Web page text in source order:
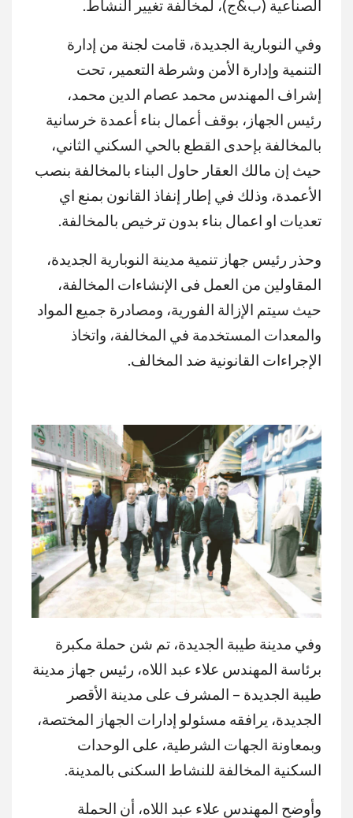
الصناعية (ب&ج)، لمخالفة تغيير النشاط.
وفي النوبارية الجديدة، قامت لجنة من إدارة
التنمية وإدارة الأمن وشرطة التعمير، تحت
إشراف المهندس محمد عصام الدين محمد،
رئيس الجهاز، بوقف أعمال بناء أعمدة خرسانية
بالمخالفة بإحدى القطع بالحي السكني الثاني،
حيث إن مالك العقار حاول البناء بالمخالفة بنصب
الأعمدة، وذلك في إطار إنفاذ القانون بمنع اي
تعديات او اعمال بناء بدون ترخيص بالمخالفة.
وحذر رئيس جهاز تنمية مدينة النوبارية الجديدة،
المقاولين من العمل فى الإنشاءات المخالفة،
حيث سيتم الإزالة الفورية، ومصادرة جميع المواد
والمعدات المستخدمة في المخالفة، واتخاذ
الإجراءات القانونية ضد المخالف.
وفي مدينة طيبة الجديدة، تم شن حملة مكبرة
برئاسة المهندس علاء عبد اللاه، رئيس جهاز مدينة
طيبة الجديدة – المشرف على مدينة الأقصر
الجديدة، يرافقه مسئولو إدارات الجهاز المختصة،
وبمعاونة الجهات الشرطية، على الوحدات
السكنية المخالفة للنشاط السكنى بالمدينة.
وأوضح المهندس علاء عبد اللاه، أن الحملة